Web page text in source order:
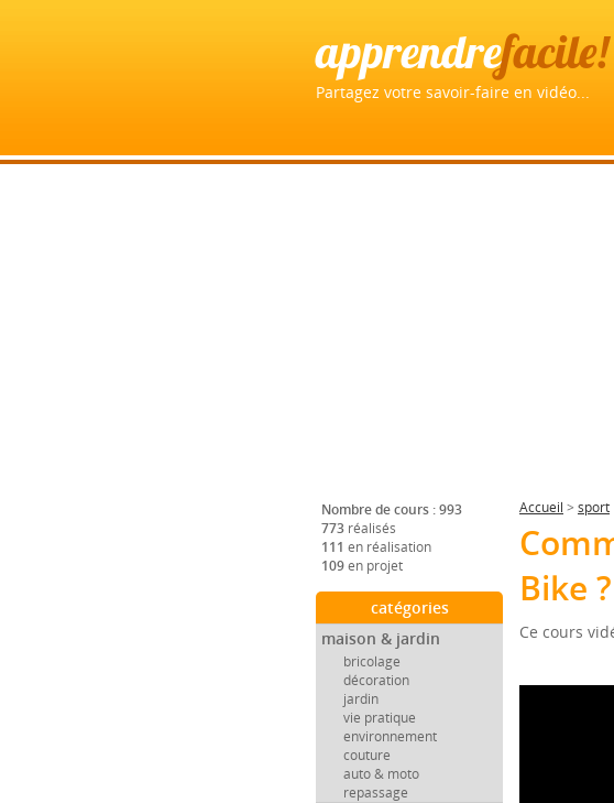
apprendrefacile!
Partagez votre savoir-faire en vidéo...
Nombre de cours : 993
773 réalisés
111 en réalisation
109en projet
catégories
maison & jardin
bricolage
décoration
jardin
vie pratique
environnement
couture
auto & moto
repassage
Accueil > sport
Bike ?
Ce cours